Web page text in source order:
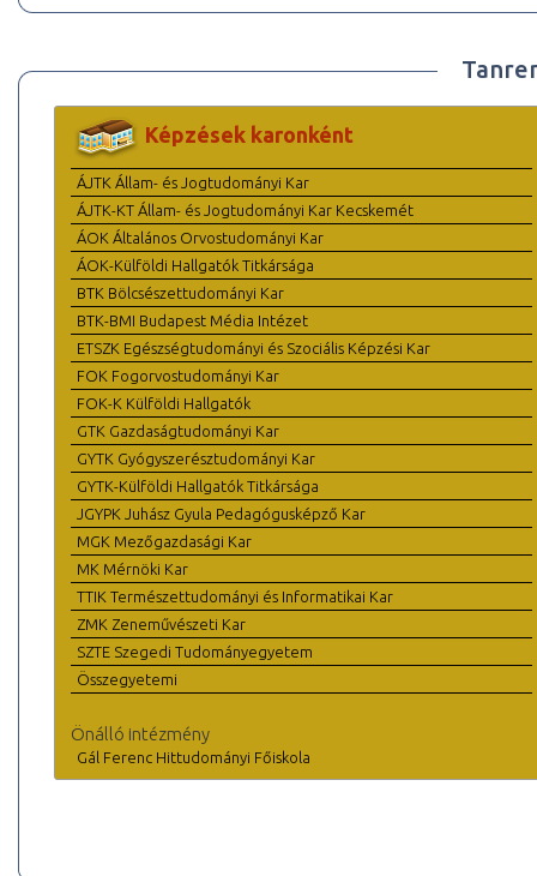
Képzések karonként
ÁJTK Állam- és Jogtudományi Kar
ÁJTK-KT Állam- és Jogtudományi Kar Kecskemét
ÁOK Általános Orvostudományi Kar
ÁOK-Külföldi Hallgatók Titkársága
BTK Bölcsészettudományi Kar
BTK-BMI Budapest Média Intézet
ETSZK Egészségtudományi és Szociális Képzési Kar
FOK Fogorvostudományi Kar
FOK-K Külföldi Hallgatók
GTK Gazdaságtudományi Kar
GYTK Gyógyszerésztudományi Kar
GYTK-Külföldi Hallgatók Titkársága
JGYPK Juhász Gyula Pedagógusképző Kar
MGK Mezőgazdasági Kar
MK Mérnöki Kar
TTIK Természettudományi és Informatikai Kar
ZMK Zeneművészeti Kar
SZTE Szegedi Tudományegyetem
Összegyetemi
Önálló intézmény
Gál Ferenc Hittudományi Főiskola